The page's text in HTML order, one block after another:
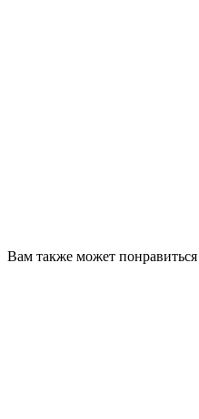
Вам также может понравиться